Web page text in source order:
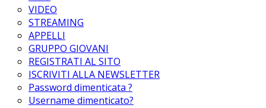
VIDEO
STREAMING
APPELLI
GRUPPO GIOVANI
REGISTRATI AL SITO
ISCRIVITI ALLA NEWSLETTER
Password dimenticata ?
Username dimenticato?